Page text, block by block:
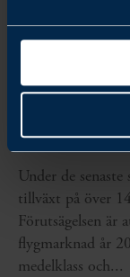
Under de
tillväxt på över
Förutsägelsen är
flygmarknad år
medelklass och...